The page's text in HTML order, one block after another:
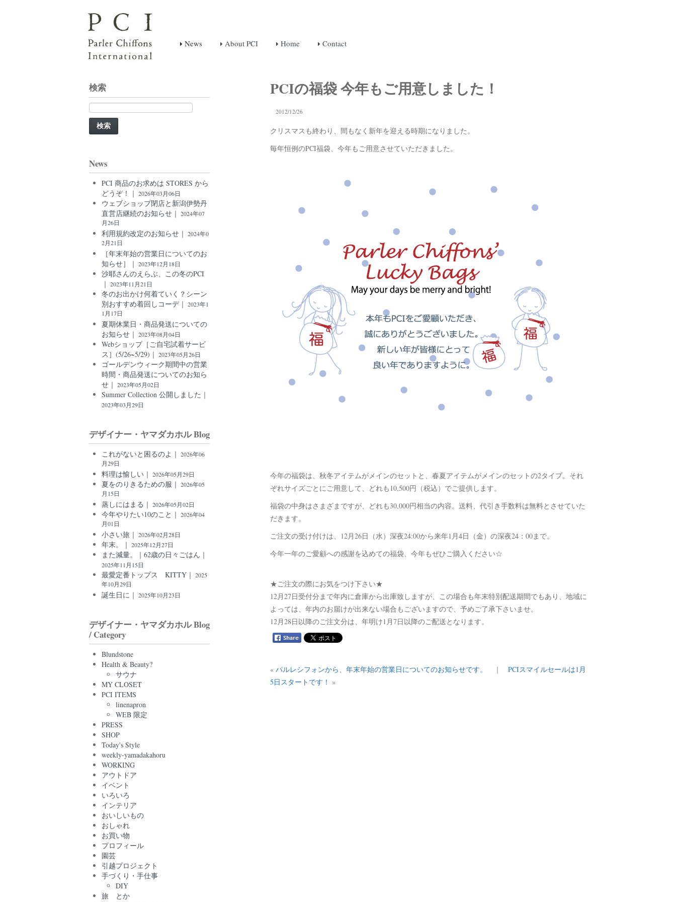
News About PCI Home Contact
PCIの福袋 今年もご用意しました！
2012/12/26
クリスマスも終わり、間もなく新年を迎える時期になりました。
毎年恒例のPCI福袋、今年もご用意させていただきました。
今年の福袋は、秋冬アイテムがメインのセットと、春夏アイテムがメインのセットの2タイプ。それ
ぞれサイズごとにご用意して、どれも10,500円（税込）でご提供します。
福袋の中身はさまざまですが、どれも30,000円相当の内容。送料、代引き手数料は無料とさせていた
だきます。
ご注文の受け付けは、12月26日（水）深夜24:00から来年1月4日（金）の深夜24：00まで。
今年一年のご愛顧への感謝を込めての福袋、今年もぜひご購入ください☆
★ご注文の際にお気をつけ下さい★
12月27日受付分まで年内に倉庫から出庫致しますが、この場合も年末特別配送期間でもあり、地域に
よっては、年内のお届けが出来ない場合もございますので、予めご了承下さいませ。
12月28日以降のご注文分は、年明け1月7日以降のご配送となります。
« パルレシフォンから、年末年始の営業日についてのお知らせです。 ｜ PCIスマイルセールは1月
5日スタートです！ »
検索
検
索:
News
PCI 商品のお求めは STORES から
どうぞ！｜ 2026年03月06日
ウェブショップ閉店と新潟伊勢丹
直営店継続のお知らせ｜ 2024年07
月26日
利用規約改定のお知らせ｜ 2024年0
2月21日
［年末年始の営業日についてのお
知らせ］｜ 2023年12月18日
沙耶さんのえらぶ、この冬のPCI
｜ 2023年11月21日
冬のお出かけ何着ていく？シーン
別おすすめ着回しコーデ｜ 2023年1
1月17日
夏期休業日・商品発送についての
お知らせ｜ 2023年08月04日
Webショップ［ご自宅試着サービ
ス］(5/26~5/29)｜ 2023年05月26日
ゴールデンウィーク期間中の営業
時間・商品発送についてのお知ら
せ｜ 2023年05月02日
Summer Collection 公開しました｜
2023年03月29日
デザイナー・ヤマダカホル Blog
これがないと困るのよ｜ 2026年06
月29日
料理は愉しい｜ 2026年05月29日
夏をのりきるための服｜ 2026年05
月15日
蒸しにはまる｜ 2026年05月02日
今年やりたい10のこと｜ 2026年04
月01日
小さい旅｜ 2026年02月28日
年末。｜ 2025年12月27日
また減量。｜62歳の日々ごはん｜
2025年11月15日
最愛定番トップス KITTY｜ 2025
年10月29日
誕生日に｜ 2025年10月23日
デザイナー・ヤマダカホル Blog
/ Category
Blundstone
Health & Beauty?
サウナ
MY CLOSET
PCI ITEMS
linenapron
WEB 限定
PRESS
SHOP
Today's Style
weekly-yamadakahoru
WORKING
アウトドア
イベント
いろいろ
インテリア
おいしいもの
おしゃれ
お買い物
プロフィール
園芸
引越プロジェクト
手づくり・手仕事
DIY
旅 とか